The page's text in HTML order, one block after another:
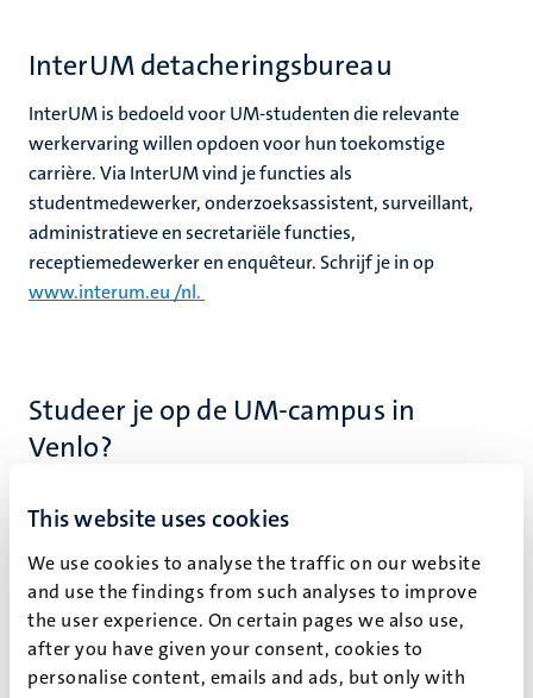
This website uses cookies
We use cookies to analyse the traffic on our website
and use the findings from such analyses to improve
the user experience. On certain pages we also use,
after you have given your consent, cookies to
personalise content, emails and ads, but only with
InterUM detacheringsbureau
InterUM is bedoeld voor UM-studenten die relevante
werkervaring willen opdoen voor hun toekomstige
carrière. Via InterUM vind je functies als
studentmedewerker, onderzoeksassistent, surveillant,
administratieve en secretariële functies,
receptiemedewerker en enquêteur. Schrijf je in op
www.interum.eu /nl.
Studeer je op de UM-campus in
Venlo?
vakgebied?
Bekijk dan de vacatures bij bedrijven in Venlo en
misschien vind je wel een geschikte (bij)baan.